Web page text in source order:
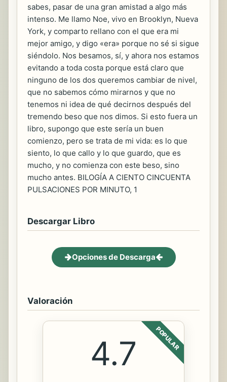
sabes, pasar de una gran amistad a algo más
intenso. Me llamo Noe, vivo en Brooklyn, Nueva
York, y comparto rellano con el que era mi
mejor amigo, y digo «era» porque no sé si sigue
siéndolo. Nos besamos, sí, y ahora nos estamos
evitando a toda costa porque está claro que
ninguno de los dos queremos cambiar de nivel,
que no sabemos cómo mirarnos y que no
tenemos ni idea de qué decirnos después del
tremendo beso que nos dimos. Si esto fuera un
libro, supongo que este sería un buen
comienzo, pero se trata de mi vida: es lo que
siento, lo que callo y lo que guardo, que es
mucho, y no comienza con este beso, sino
mucho antes. BILOGÍA A CIENTO CINCUENTA
PULSACIONES POR MINUTO, 1
Descargar Libro
Opciones de Descarga
Valoración
POPULAR
4.7